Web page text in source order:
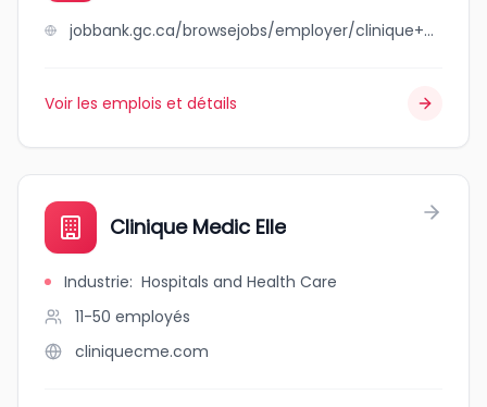
jobbank.gc.ca/browsejobs/employer/clinique+medicale+du+faubourg/ca
Voir les emplois et détails
Clinique Medic Elle
Industrie: Hospitals and Health Care
11-50 employés
cliniquecme.com